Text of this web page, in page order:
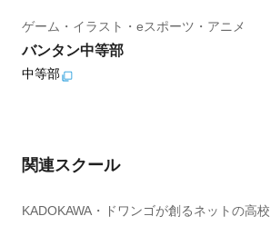
ゲーム・イラスト・eスポーツ・アニメ
バンタン中等部
中等部
関連スクール
KADOKAWA・ドワンゴが創るネットの高校